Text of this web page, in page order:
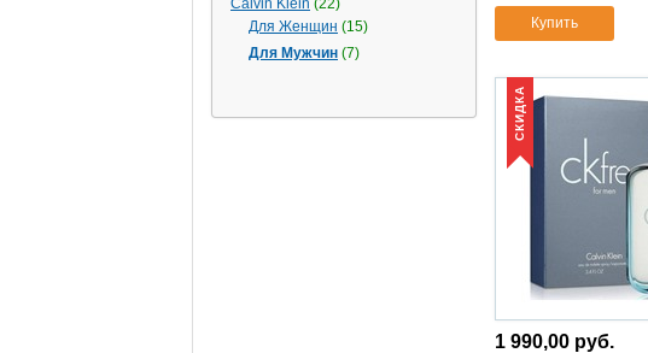
Calvin Klein (22)
Для Женщин (15)
Для Мужчин (7)
Купить
СКИДКА
1 990,00 руб.